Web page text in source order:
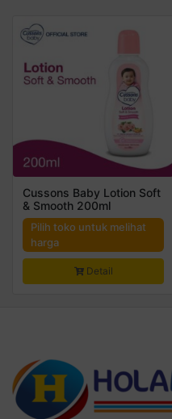
Cussons Baby Lotion Soft
& Smooth 200ml
Pilih toko untuk melihat
harga
Detail